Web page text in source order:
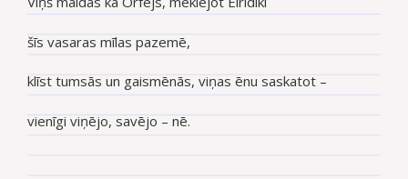
šīs vasaras mīlas pazemē,
klīst tumsās un gaismēnās, viņas ēnu saskatot –
vienīgi viņējo, savējo – nē.